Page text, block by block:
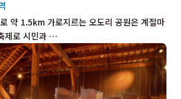
약 1.5km 가로지르는 오도리 공원은 계절마
제로 시민과 …